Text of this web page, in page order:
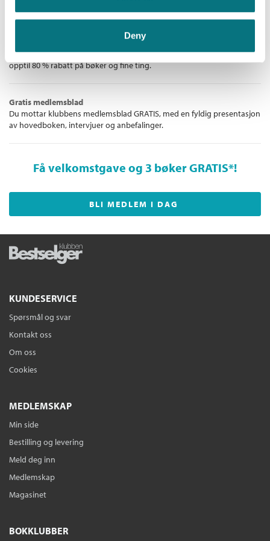
Deny
Westberg, Carina
Som medlem i Bestselgerklubben får du en rekke supre tilbud med
opptil 80 % rabatt på bøker og fine ting.
Gratis medlemsblad
Du mottar klubbens medlemsblad GRATIS, med en fyldig presentasjon
av hovedboken, intervjuer og anbefalinger.
Få velkomstgave og 3 bøker GRATIS*!
BLI MEDLEM I DAG
KUNDESERVICE
Spørsmål og svar
Kontakt oss
Om oss
Cookies
MEDLEMSKAP
Min side
Bestilling og levering
Meld deg inn
Medlemskap
Magasinet
BOKKLUBBER